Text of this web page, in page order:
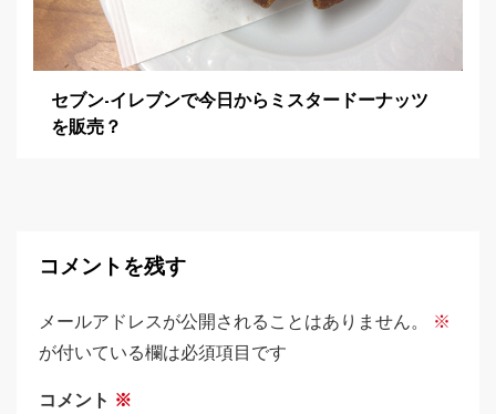
セブン-イレブンで今日からミスタードーナッツ
を販売？
コメントを残す
メールアドレスが公開されることはありません。
※
が付いている欄は必須項目です
コメント ※